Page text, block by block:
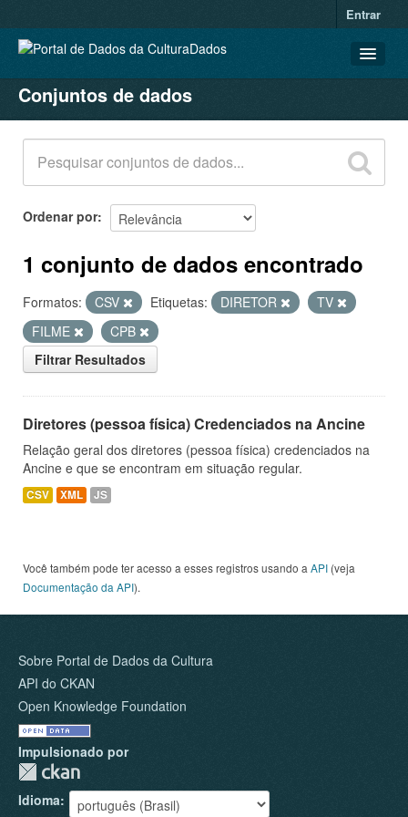
Entrar
CONJUNTOS DE DADOS
ORGANIZAÇÕES
GRUPOS
SOBRE
Conjuntos de dados
Ordenar por
1 conjunto de dados encontrado
Formatos: CSV Etiquetas: DIRETOR
TV
FILME
CPB
Filtrar Resultados
Diretores (pessoa física) Credenciados na Ancine
Relação geral dos diretores (pessoa física) credenciados na
Ancine e que se encontram em situação regular.
CSV XML JS
Você também pode ter acesso a esses registros usando a API (veja
Documentação da API).
Sobre Portal de Dados da Cultura
API do CKAN
Open Knowledge Foundation
Impulsionado por
Idioma